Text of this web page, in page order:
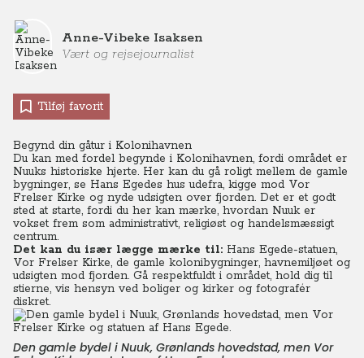
Anne-Vibeke Isaksen
Vært og rejsejournalist
Tilføj favorit
Begynd din gåtur i Kolonihavnen
Du kan med fordel begynde i Kolonihavnen, fordi området er
Nuuks historiske hjerte. Her kan du gå roligt mellem de gamle
bygninger, se Hans Egedes hus udefra, kigge mod Vor
Frelser Kirke og nyde udsigten over fjorden. Det er et godt
sted at starte, fordi du her kan mærke, hvordan Nuuk er
vokset frem som administrativt, religiøst og handelsmæssigt
centrum.
Det kan du især lægge mærke til: Hans Egede-statuen,
Vor Frelser Kirke, de gamle kolonibygninger, havnemiljøet og
udsigten mod fjorden. Gå respektfuldt i området, hold dig til
stierne, vis hensyn ved boliger og kirker og fotografér
diskret.
Den gamle bydel i Nuuk, Grønlands hovedstad, men Vor